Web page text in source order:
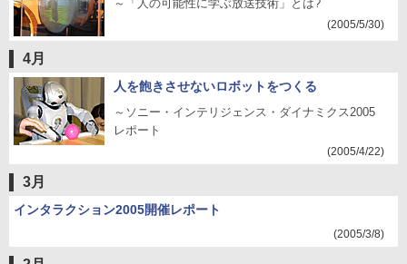
～「人の可能性に学ぶ放送技術」とは?
(2005/5/30)
4月
人を飽きさせないロボットをつくる
～ソニー・インテリジェンス・ダイナミクス2005
レポート
(2005/4/22)
3月
インタラクション2005開催レポート
(2005/3/8)